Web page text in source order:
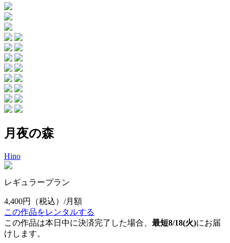
月夜の森
Hino
レギュラープラン
4,400円
（税込）/月額
この作品をレンタルする
この作品は本日中に決済完了した場合、 最短8/18(火)にお届
けします。